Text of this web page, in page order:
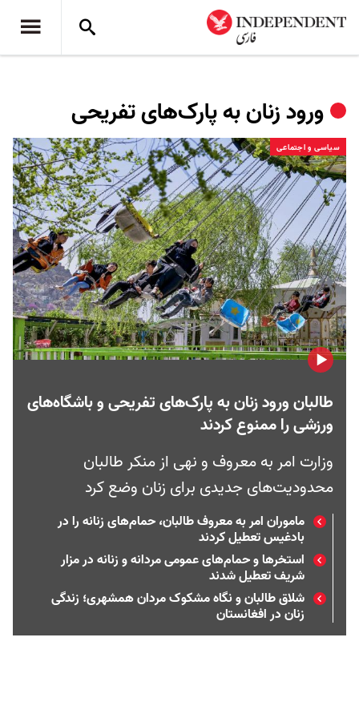
ورود زنان به پارک‌های تفریحی
سیاسی و اجتماعی
طالبان ورود زنان به پارک‌های تفریحی و باشگاه‌های
ورزشی را ممنوع کردند
وزارت امر به معروف و نهی از منکر طالبان
محدودیت‌های جدیدی برای زنان وضع کرد
ماموران امر به معروف طالبان، حمام‌های زنانه را در
بادغیس تعطیل کردند
استخرها و حمام‌های عمومی مردانه و زنانه در مزار
شریف تعطیل شدند
شلاق طالبان و نگاه مشکوک مردان همشهری؛ زندگی
زنان در افغانستان